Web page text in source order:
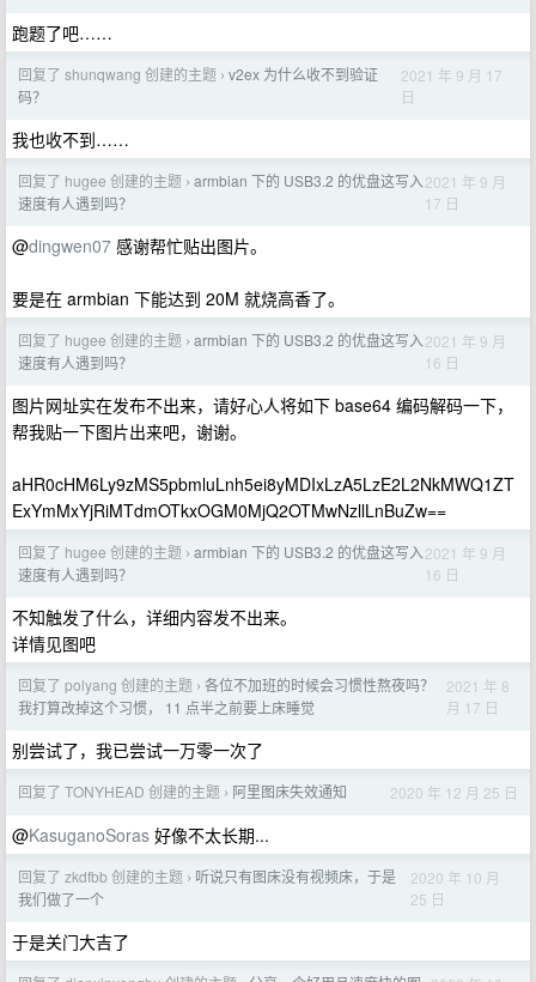
跑题了吧……
回复了 shunqwang 创建的主题 › v2ex 为什么收不到验证
码？
2021 年 9 月 17
日
我也收不到……
回复了 hugee 创建的主题 › armbian 下的 USB3.2 的优盘这写入
速度有人遇到吗？
2021 年 9 月
17 日
@dingwen07 感谢帮忙贴出图片。
要是在 armbian 下能达到 20M 就烧高香了。
回复了 hugee 创建的主题 › armbian 下的 USB3.2 的优盘这写入
速度有人遇到吗？
2021 年 9 月
16 日
图片网址实在发布不出来，请好心人将如下 base64 编码解码一下，
帮我贴一下图片出来吧，谢谢。
aHR0cHM6Ly9zMS5pbmluLnh5ei8yMDIxLzA5LzE2L2NkMWQ1ZT
ExYmMxYjRiMTdmOTkxOGM0MjQ2OTMwNzllLnBuZw==
回复了 hugee 创建的主题 › armbian 下的 USB3.2 的优盘这写入
速度有人遇到吗？
2021 年 9 月
16 日
不知触发了什么，详细内容发不出来。
详情见图吧
回复了 polyang 创建的主题 › 各位不加班的时候会习惯性熬夜吗？
我打算改掉这个习惯， 11 点半之前要上床睡觉
2021 年 8
月 17 日
别尝试了，我已尝试一万零一次了
回复了 TONYHEAD 创建的主题 › 阿里图床失效通知 2020 年 12 月 25 日
@KasuganoSoras 好像不太长期...
回复了 zkdfbb 创建的主题 › 听说只有图床没有视频床，于是
我们做了一个
2020 年 10 月
25 日
于是关门大吉了